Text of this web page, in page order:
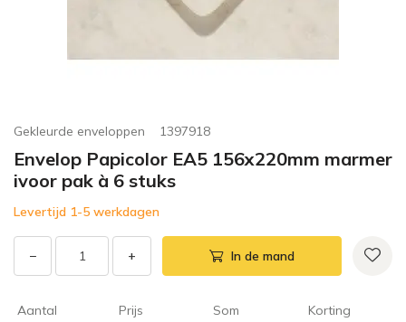
Gekleurde enveloppen 1397918
Envelop Papicolor EA5 156x220mm marmer
ivoor pak à 6 stuks
Levertijd 1-5 werkdagen
− + In de mand
Aantal Prijs Som Korting